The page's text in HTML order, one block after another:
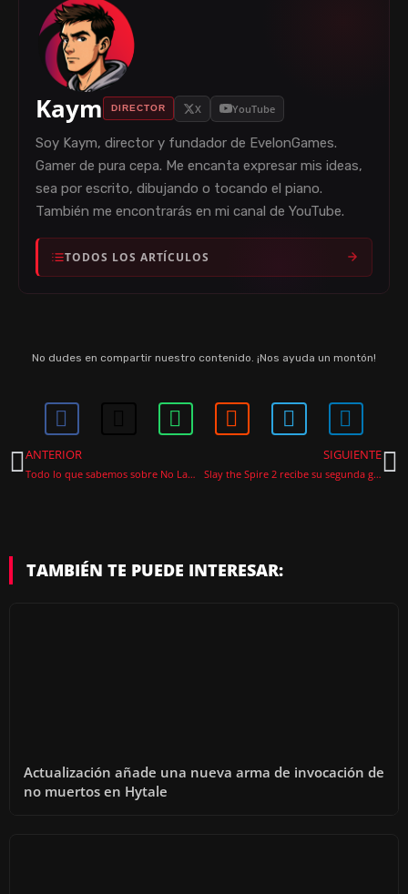
Kaym DIRECTOR X YouTube
Soy Kaym, director y fundador de EvelonGames.
Gamer de pura cepa. Me encanta expresar mis ideas,
sea por escrito, dibujando o tocando el piano.
También me encontrarás en mi canal de YouTube.
TODOS LOS ARTÍCULOS
No dudes en compartir nuestro contenido. ¡Nos ayuda un montón!
ANTERIOR
Todo lo que sabemos sobre No Law, el nuevo shooter cyberpunk de Neon Giant
SIGUIENTE
Slay the Spire 2 recibe su segunda gran actualización con más de 100 cambios
TAMBIÉN TE PUEDE INTERESAR:
Actualización añade una nueva arma de invocación de
no muertos en Hytale